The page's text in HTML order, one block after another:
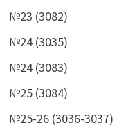
№23 (3082)
№24 (3035)
№24 (3083)
№25 (3084)
№25-26 (3036-3037)